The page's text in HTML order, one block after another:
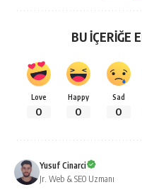
BU İÇERİĞE
Love
0
Happy
0
Sad
0
Yusuf Cinarci
Jr. Web & SEO Uzmanı